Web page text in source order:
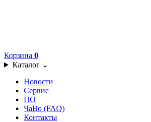
Корзина 0
Каталог ⌄
Новости
Сервис
ПО
ЧаВо (FAQ)
Контакты